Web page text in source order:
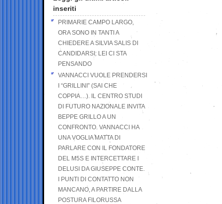
inseriti
PRIMARIE CAMPO LARGO,
ORA SONO IN TANTI A
CHIEDERE A SILVIA SALIS DI
CANDIDARSI: LEI CI STA
PENSANDO
VANNACCI VUOLE PRENDERSI
I “GRILLINI” (SAI CHE
COPPIA…). IL CENTRO STUDI
DI FUTURO NAZIONALE INVITA
BEPPE GRILLO A UN
CONFRONTO. VANNACCI HA
UNA VOGLIA MATTA DI
PARLARE CON IL FONDATORE
DEL M5S E INTERCETTARE I
DELUSI DA GIUSEPPE CONTE.
I PUNTI DI CONTATTO NON
MANCANO, A PARTIRE DALLA
POSTURA FILORUSSA